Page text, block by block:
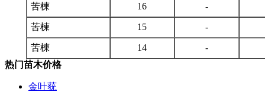
苦楝 16 -
苦楝 15 -
苦楝 14
-
热门苗木价格
金叶莸